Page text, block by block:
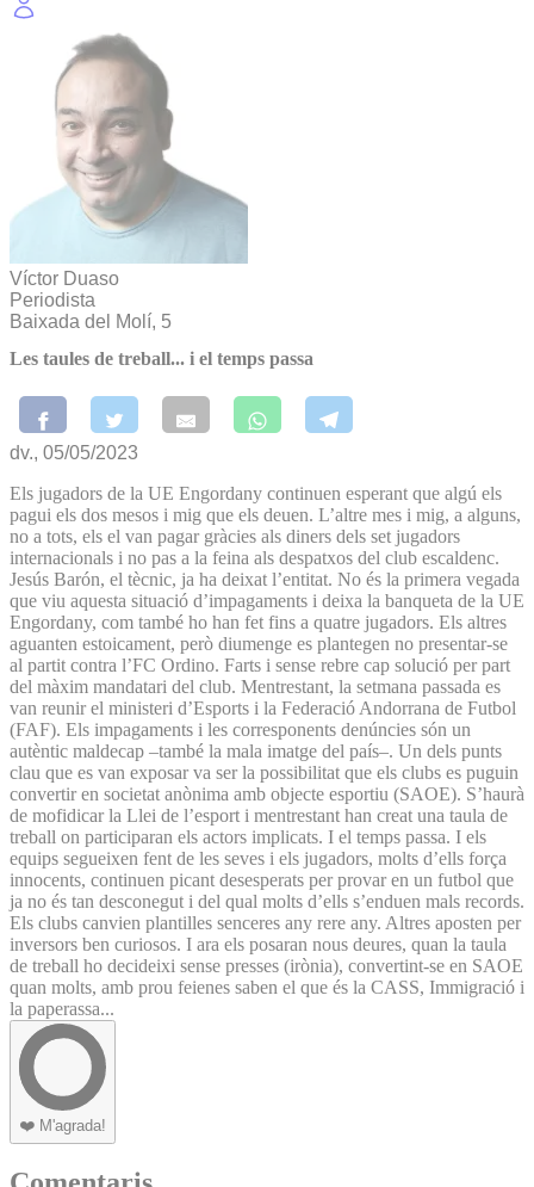
Víctor Duaso
Periodista
Baixada del Molí, 5
Les taules de treball... i el temps passa
dv., 05/05/2023
Els jugadors de la UE Engordany continuen esperant que algú els
pagui els dos mesos i mig que els deuen. L’altre mes i mig, a alguns,
no a tots, els el van pagar gràcies als diners dels set jugadors
internacionals i no pas a la feina als despatxos del club escaldenc.
Jesús Barón, el tècnic, ja ha deixat l’entitat. No és la primera vegada
que viu aquesta situació d’impagaments i deixa la banqueta de la UE
Engordany, com també ho han fet fins a quatre jugadors. Els altres
aguanten estoicament, però diumenge es plantegen no presentar-se
al partit contra l’FC Ordino. Farts i sense rebre cap solució per part
del màxim mandatari del club. Mentrestant, la setmana passada es
van reunir el ministeri d’Esports i la Federació Andorrana de Futbol
(FAF). Els impagaments i les corresponents denúncies són un
autèntic maldecap –també la mala imatge del país–. Un dels punts
clau que es van exposar va ser la possibilitat que els clubs es puguin
convertir en societat anònima amb objecte esportiu (SAOE). S’haurà
de mofidicar la Llei de l’esport i mentrestant han creat una taula de
treball on participaran els actors implicats. I el temps passa. I els
equips segueixen fent de les seves i els jugadors, molts d’ells força
innocents, continuen picant desesperats per provar en un futbol que
ja no és tan desconegut i del qual molts d’ells s’enduen mals records.
Els clubs canvien plantilles senceres any rere any. Altres aposten per
inversors ben curiosos. I ara els posaran nous deures, quan la taula
de treball ho decideixi sense presses (irònia), convertint-se en SAOE
quan molts, amb prou feienes saben el que és la CASS, Immigració i
la paperassa...
❤️ M'agrada!